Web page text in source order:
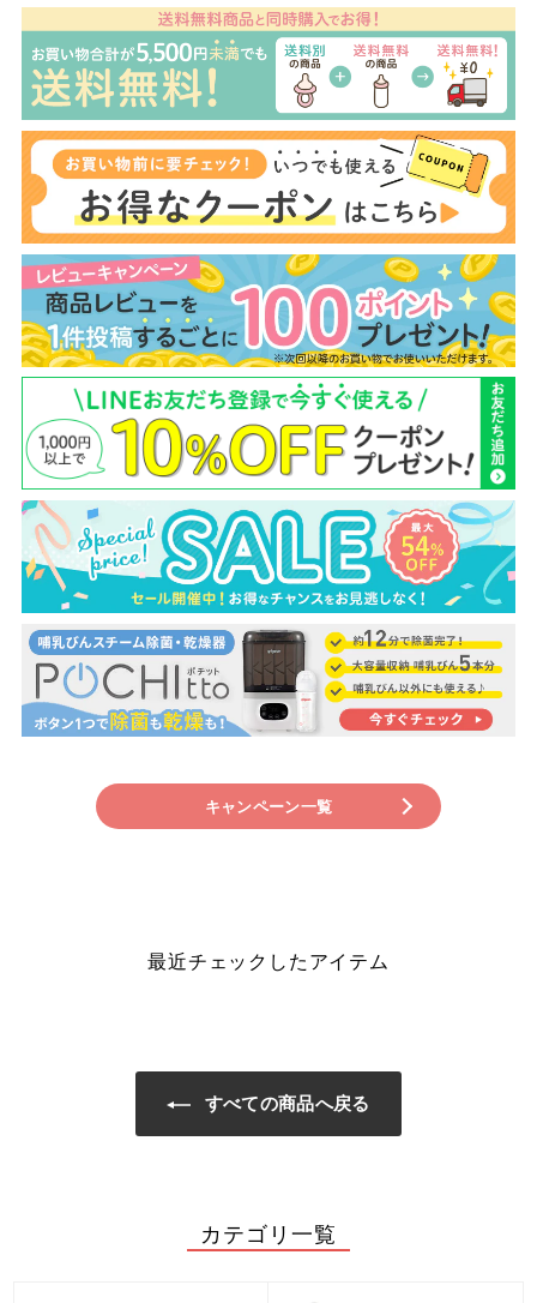
キャンペーン一覧
最近チェックしたアイテム
すべての商品へ戻る
カテゴリ一覧